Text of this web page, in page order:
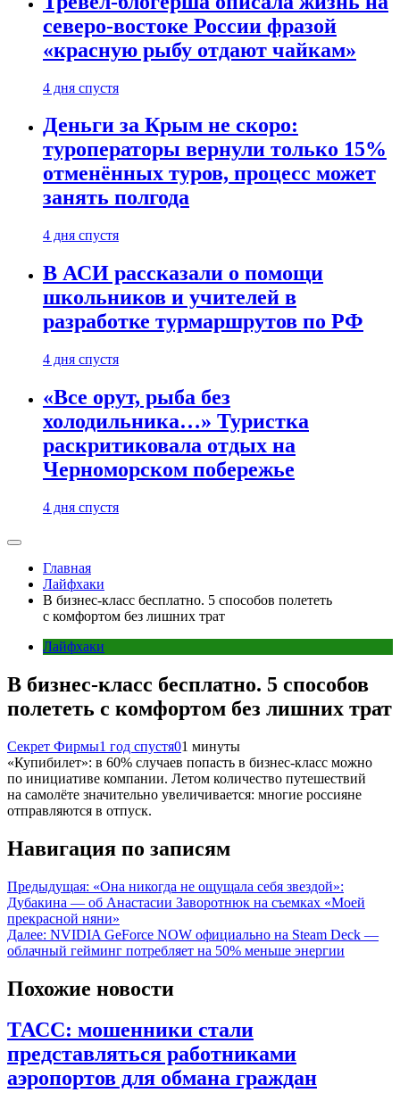
северо-востоке России фразой
«красную рыбу отдают чайкам»
4 дня спустя
Деньги за Крым не скоро:
туроператоры вернули только 15%
отменённых туров, процесс может
занять полгода
4 дня спустя
В АСИ рассказали о помощи
школьников и учителей в
разработке турмаршрутов по РФ
4 дня спустя
«Все орут, рыба без
холодильника…» Туристка
раскритиковала отдых на
Черноморском побережье
4 дня спустя
Главная
Лайфхаки
В бизнес-класс бесплатно. 5 способов полететь
с комфортом без лишних трат
Лайфхаки
В бизнес-класс бесплатно. 5 способов
полететь с комфортом без лишних трат
Секрет Фирмы1 год спустя01 минуты
«Купибилет»: в 60% случаев попасть в бизнес-класс можно
по инициативе компании. Летом количество путешествий
на самолёте значительно увеличивается: многие россияне
отправляются в отпуск.
Навигация по записям
Предыдущая: «Она никогда не ощущала себя звездой»:
Дубакина — об Анастасии Заворотнюк на съемках «Моей
прекрасной няни»
Далее: NVIDIA GeForce NOW официально на Steam Deck —
облачный гейминг потребляет на 50% меньше энергии
Похожие новости
ТАСС: мошенники стали
представляться работниками
аэропортов для обмана граждан